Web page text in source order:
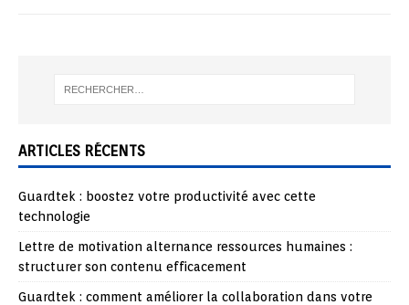
ARTICLES RÉCENTS
Guardtek : boostez votre productivité avec cette
technologie
Lettre de motivation alternance ressources humaines :
structurer son contenu efficacement
Guardtek : comment améliorer la collaboration dans votre